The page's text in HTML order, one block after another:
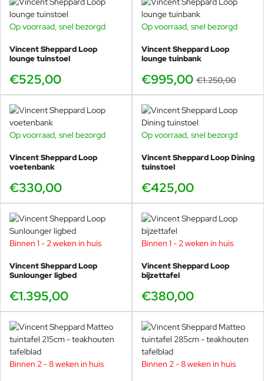
Op voorraad, snel bezorgd
Vincent Sheppard Loop
lounge tuinstoel
€525,00
-20%
Op voorraad, snel bezorgd
Vincent Sheppard Loop
lounge tuinbank
€995,00 €1.250,00
Op voorraad, snel bezorgd
Vincent Sheppard Loop
voetenbank
€330,00
Op voorraad, snel bezorgd
Vincent Sheppard Loop Dining
tuinstoel
€425,00
Binnen 1 - 2 weken in huis
Vincent Sheppard Loop
Sunlounger ligbed
€1.395,00
Binnen 1 - 2 weken in huis
Vincent Sheppard Loop
bijzettafel
€380,00
Binnen 2 - 8 weken in huis Binnen 2 - 8 weken in huis